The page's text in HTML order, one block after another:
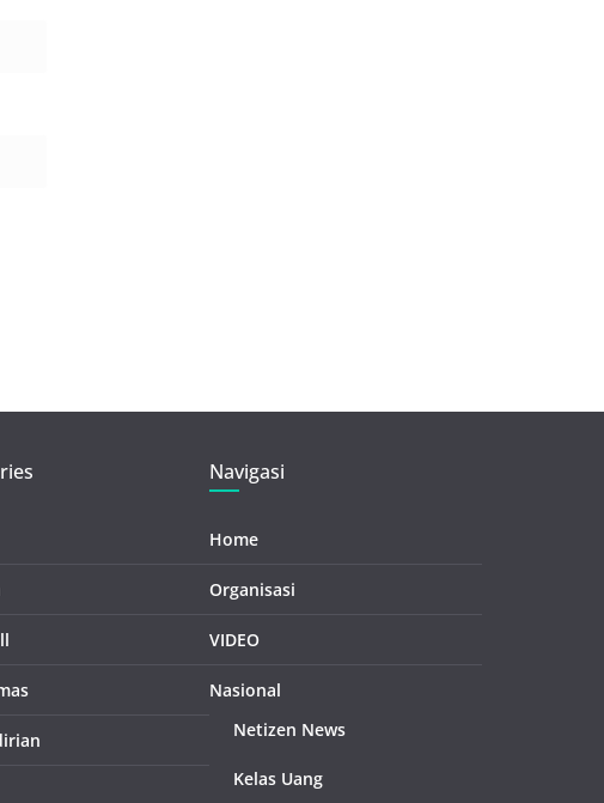
Navigasi
Home
Organisasi
VIDEO
Nasional
Netizen News
Kelas Uang